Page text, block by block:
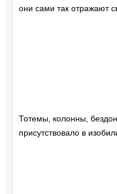
они сами так отражают
Тотемы, колонны,
присутствовало в